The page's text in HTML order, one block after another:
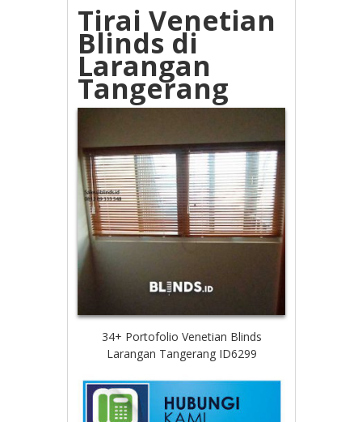
Tirai Venetian
Blinds di
Larangan
Tangerang
34+ Portofolio Venetian Blinds
Larangan Tangerang ID6299